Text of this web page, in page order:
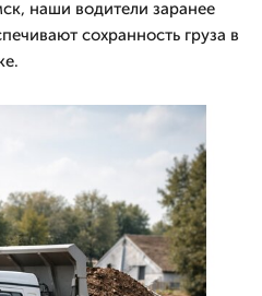
наши водители заранее
сохранность груза в